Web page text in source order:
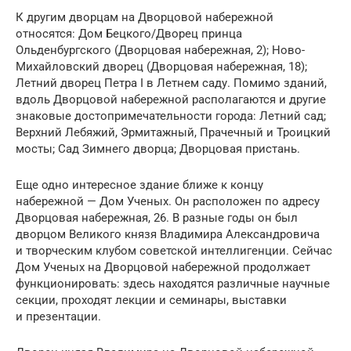
К другим дворцам на Дворцовой набережной
относятся: Дом Бецкого/Дворец принца
Ольденбургского (Дворцовая набережная, 2); Ново-
Михайловский дворец (Дворцовая набережная, 18);
Летний дворец Петра I в Летнем саду. Помимо зданий,
вдоль Дворцовой набережной располагаются и другие
знаковые достопримечательности города: Летний сад;
Верхний Лебяжий, Эрмитажный, Прачечный и Троицкий
мосты; Сад Зимнего дворца; Дворцовая пристань.
Еще одно интересное здание ближе к концу
набережной — Дом Ученых. Он расположен по адресу
Дворцовая набережная, 26. В разные годы он был
дворцом Великого князя Владимира Александровича
и творческим клубом советской интеллигенции. Сейчас
Дом Ученых на Дворцовой набережной продолжает
функционировать: здесь находятся различные научные
секции, проходят лекции и семинары, выставки
и презентации.